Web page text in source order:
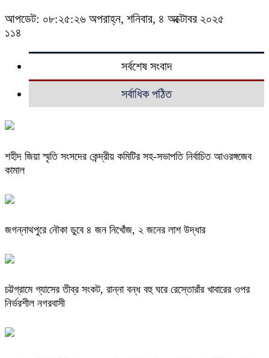
আপডেট: ০৮:২৫:২৬ অপরাহ্ন, শনিবার, ৪ অক্টোবর ২০২৫
১১৪
সর্বশেষ সংবাদ
সর্বাধিক পঠিত
শহীদ জিয়া স্মৃতি সংসদের কেন্দ্রীয় কমিটির সহ-সভাপতি নির্বাচিত আওরঙ্গজেব
কামাল
জগন্নাথপুরে নৌকা ডুবে ৪ জন নিখোঁজ, ২ জনের লাশ উদ্ধার
চট্টগ্রামে গ্যাসের তীব্র সংকট, রান্না বন্ধ বহু ঘরে রেস্তোরাঁর খাবারের ওপর
নির্ভরশীল নগরবাসী